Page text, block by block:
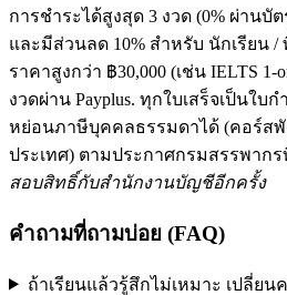
การชำระได้สูงสุด 3 งวด (0% ผ่านบัต
และมีส่วนลด 10% สำหรับ นักเรียน /
ราคาสูงกว่า ฿30,000 (เช่น IELTS 1-
งวดผ่าน Payplus. ทุกใบเสร็จเป็นใ
หย่อนภาษีบุคคลธรรมดาได้ (คอร์ส
ประเทศ) ตามประกาศกรมสรรพาก
สอบสิทธิ์กับสำนักงานบัญชีอีกครั้ง
คำถามที่ถามบ่อย (FAQ)
ถ้าเรียนแล้วรู้สึกไม่เหมาะ เปลี่ยน